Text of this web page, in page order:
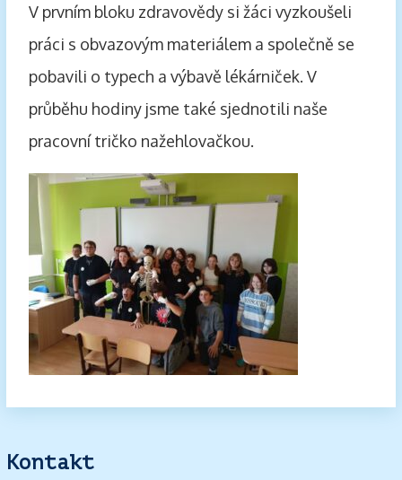
V prvním bloku zdravovědy si žáci vyzkoušeli
práci s obvazovým materiálem a společně se
pobavili o typech a výbavě lékárniček. V
průběhu hodiny jsme také sjednotili naše
pracovní tričko nažehlovačkou.
Kontakt